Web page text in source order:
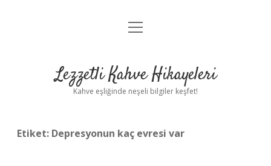
Anasayfa
Yasal Uyarı
menüyü
Lezzetli Kahve Hikayeleri
Kahve eşliğinde neşeli bilgiler keşfet!
Etiket: Depresyonun kaç evresi var